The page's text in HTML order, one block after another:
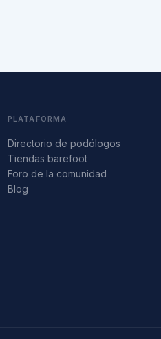
PLATAFORMA
Directorio de podólogos
Tiendas barefoot
Foro de la comunidad
Blog